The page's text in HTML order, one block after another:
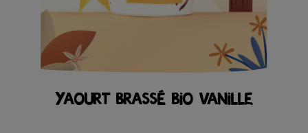
YAOURT BRASSÉ BIO VANILLE